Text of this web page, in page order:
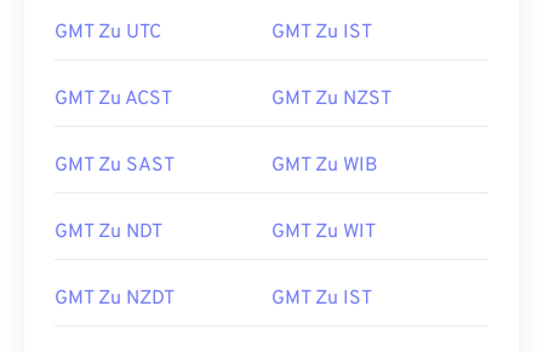
GMT Zu UTC GMT Zu IST
GMT Zu ACST GMT Zu NZST
GMT Zu SAST GMT Zu WIB
GMT Zu NDT GMT Zu WIT
GMT Zu NZDT GMT Zu IST